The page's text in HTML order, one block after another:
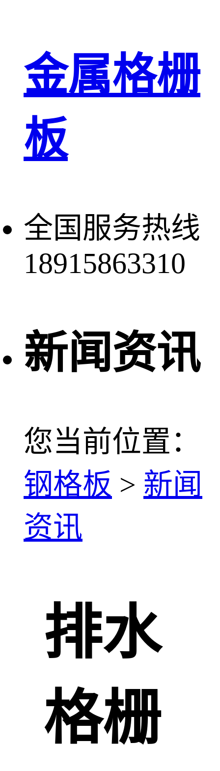
金属格栅
板
全国服务热线
18915863310
新闻资讯
您当前位置：
钢格板 > 新闻
资讯
排水
格栅